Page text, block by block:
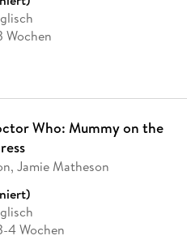
Wochen
Who: Mummy on the
Jamie Matheson
4 Wochen